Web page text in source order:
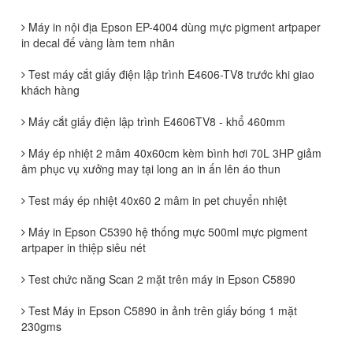
Máy in nội địa Epson EP-4004 dùng mực pigment artpaper
in decal đế vàng làm tem nhãn
Test máy cắt giấy điện lập trình E4606-TV8 trước khi giao
khách hàng
Máy cắt giấy điện lập trình E4606TV8 - khổ 460mm
Máy ép nhiệt 2 mâm 40x60cm kèm bình hơi 70L 3HP giảm
âm phục vụ xưởng may tại long an in ấn lên áo thun
Test máy ép nhiệt 40x60 2 mâm in pet chuyển nhiệt
Máy in Epson C5390 hệ thống mực 500ml mực pigment
artpaper in thiệp siêu nét
Test chức năng Scan 2 mặt trên máy in Epson C5890
Test Máy in Epson C5890 in ảnh trên giấy bóng 1 mặt
230gms